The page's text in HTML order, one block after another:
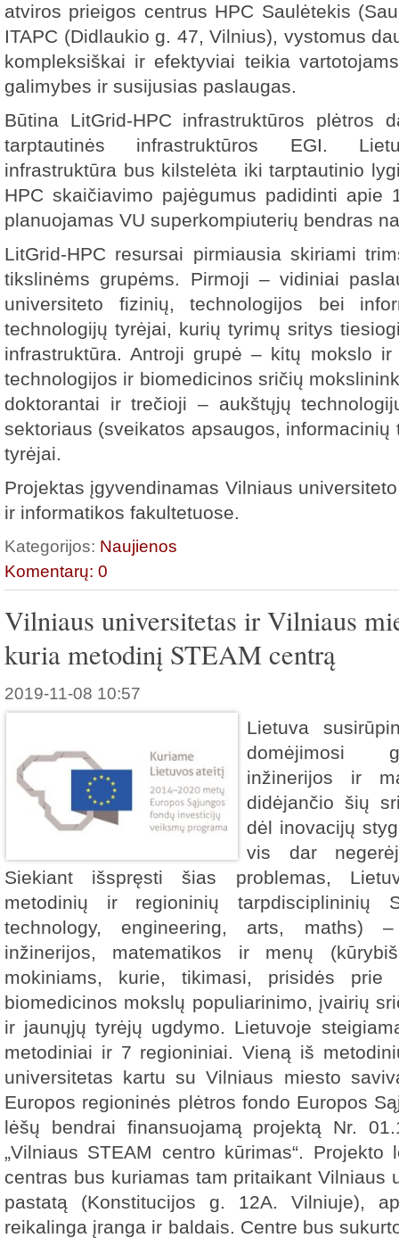
atviros prieigos centrus HPC Saulėtekis
ITAPC (Didlaukio g. 47, Vilnius), vystomus
kompleksiškai ir efektyviai teikia
galimybes ir susijusias paslaugas.
Būtina LitGrid-HPC infrastruktūros plėtros
tarptautinės infrastruktūros EGI.
infrastruktūra bus kilstelėta iki tarptautinio
HPC skaičiavimo pajėgumus padidinti apie
planuojamas VU superkompiuterių bendras
LitGrid-HPC resursai pirmiausia skiriami
tikslinėms grupėms. Pirmoji – vidiniai
universiteto fizinių, technologijos bei
technologijų tyrėjai, kurių tyrimų sritys
infrastruktūra. Antroji grupė – kitų mokslo
technologijos ir biomedicinos sričių
doktorantai ir trečioji – aukštųjų
sektoriaus (sveikatos apsaugos,
tyrėjai.
Projektas įgyvendinamas Vilniaus
ir informatikos fakultetuose.
Kategorijos: Naujienos
Komentarų: 0
Vilniaus universitetas ir Vilniaus
kuria metodinį STEAM centrą
2019-11-08 10:57
Lietuva
domėjimosi
inžinerijos ir
didėjančio šių
dėl inovacijų
vis dar
Siekiant išspręsti šias problemas,
metodinių ir regioninių tarpdisciplininių
technology, engineering, arts, maths)
inžinerijos, matematikos ir menų
mokiniams, kurie, tikimasi, prisidės prie
biomedicinos mokslų populiarinimo, įvairių
ir jaunųjų tyrėjų ugdymo. Lietuvoje
metodiniai ir 7 regioniniai. Vieną iš
universitetas kartu su Vilniaus miesto
Europos regioninės plėtros fondo Europos
lėšų bendrai finansuojamą projektą Nr.
„Vilniaus STEAM centro kūrimas“. Projekto
centras bus kuriamas tam pritaikant Vilniaus
pastatą (Konstitucijos g. 12A. Vilniuje),
reikalinga įranga ir baldais. Centre bus